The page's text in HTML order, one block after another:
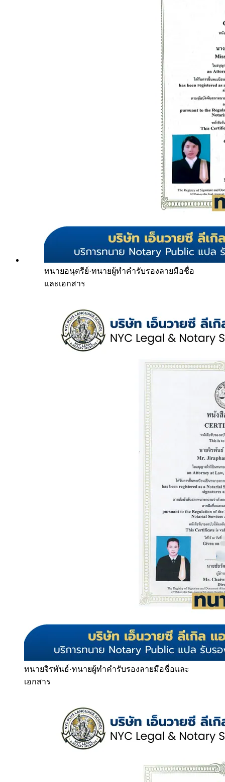
ทนายอนุตรีย์·ทนายผู้ทำคำรับรองลายมือชื่อ
และเอกสาร
ทนายจิรพันธ์·ทนายผู้ทำคำรับรองลายมือชื่อและ
เอกสาร